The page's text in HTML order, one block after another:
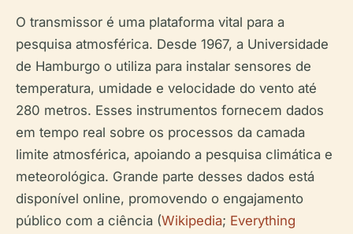
O transmissor é uma plataforma vital para a
pesquisa atmosférica. Desde 1967, a Universidade
de Hamburgo o utiliza para instalar sensores de
temperatura, umidade e velocidade do vento até
280 metros. Esses instrumentos fornecem dados
em tempo real sobre os processos da camada
limite atmosférica, apoiando a pesquisa climática e
meteorológica. Grande parte desses dados está
disponível online, promovendo o engajamento
público com a ciência (Wikipedia; Everything